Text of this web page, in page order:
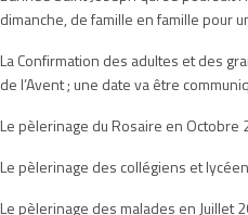
dimanche, de famille en famille pour
La Confirmation des adultes et des
de l’Avent ; une date va être
Le pèlerinage du Rosaire en
Le pèlerinage des collégiens et
Le pèlerinage des malades en Juillet